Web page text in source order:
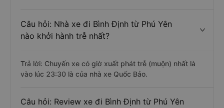
Câu hỏi: Nhà xe đi Bình Định từ Phú Yên
nào khởi hành trễ nhất?
Trả lời: Chuyến xe có giờ xuất phát trễ (muộn) nhất là
vào lúc 23:30 là của nhà xe Quốc Bảo.
Câu hỏi: Review xe đi Bình Định từ Phú Yên